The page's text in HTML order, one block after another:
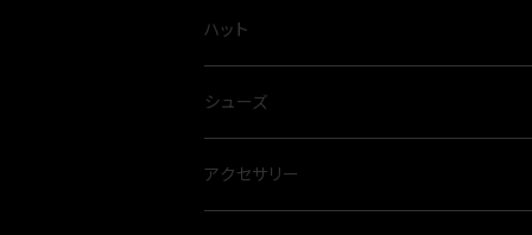
ハット
シューズ
アクセサリー